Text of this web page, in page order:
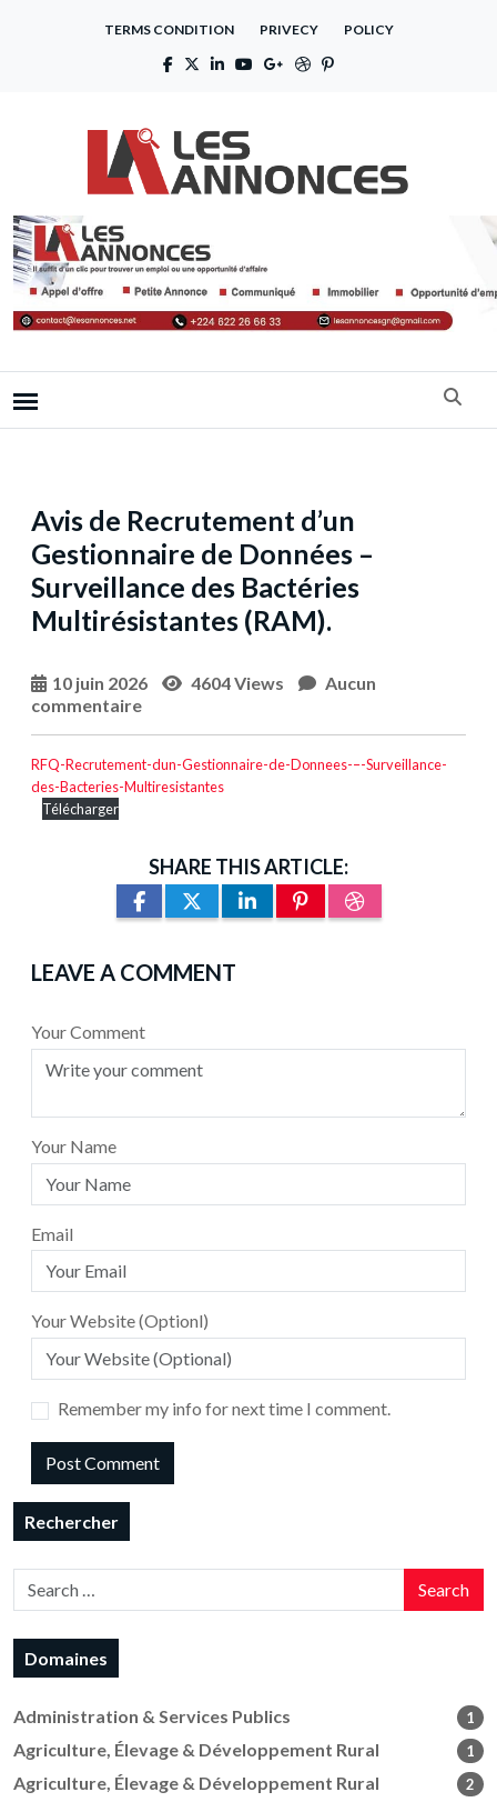
TERMS CONDITION PRIVECY POLICY
Avis de Recrutement d’un
Gestionnaire de Données –
Surveillance des Bactéries
Multirésistantes (RAM).
10 juin 2026 4604 Views
Aucun
commentaire
RFQ-Recrutement-dun-Gestionnaire-de-Donnees-–-Surveillance-
des-Bacteries-Multiresistantes
Télécharger
SHARE THIS ARTICLE:
LEAVE A COMMENT
Your Comment
Your Name
Email
Your Website (Optionl)
Remember my info for next time I comment.
Rechercher
Search
Domaines
Administration & Services Publics 1
Agriculture, Élevage & Développement Rural 1
Agriculture, Élevage & Développement Rural 2